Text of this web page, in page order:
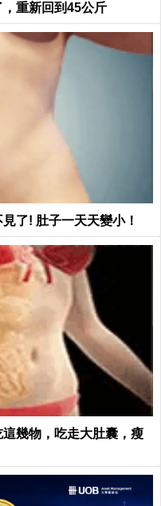
重新回到45公斤
了! 肚子一天天變小！
幾物，吃走大肚囊，瘦